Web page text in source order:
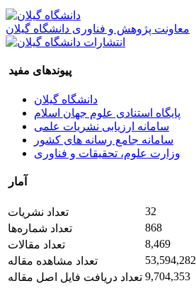
معاونت پژوهش و فناوری دانشگاه گیلان
پیوندهای مفید
دانشگاه گیلان
پایگاه استنادی علوم جهان اسلام
سامانه ارزیابی نشریات علمی
سامانه جامع رسانه های کشور
وزارت علوم، تحقیقات و فناوری
آمار
تعداد نشریات
32
تعداد شماره‌ها
868
تعداد مقالات
8,469
تعداد مشاهده مقاله
53,594,282
تعداد دریافت فایل اصل مقاله 9,704,353